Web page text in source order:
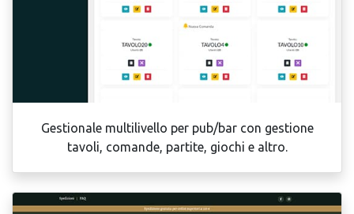
Gestionale multilivello per pub/bar con gestione
tavoli, comande, partite, giochi e altro.